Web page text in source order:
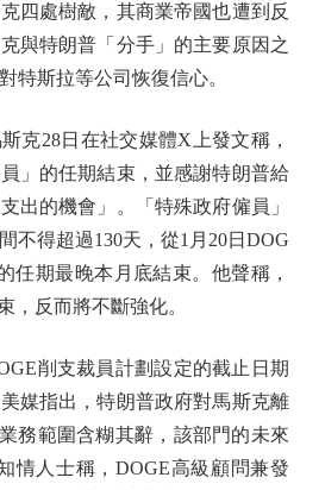
四處樹敵，其商業帝國也遭到反
與特朗普「分手」的主要原因之
特斯拉等公司恢復信心。
28日在社交媒體X上發文稱，
」的任期結束，並感謝特朗普給
出的機會」。「特殊政府僱員」
不得超過130天，從1月20日DOG
任期最晚本月底結束。他聲稱，
，反而將不斷強化。
削支裁員計劃設定的截止日期
媒指出，特朗普政府對馬斯克離
務範圍含糊其辭，該部門的未來
情人士稱，DOGE高級顧問兼發